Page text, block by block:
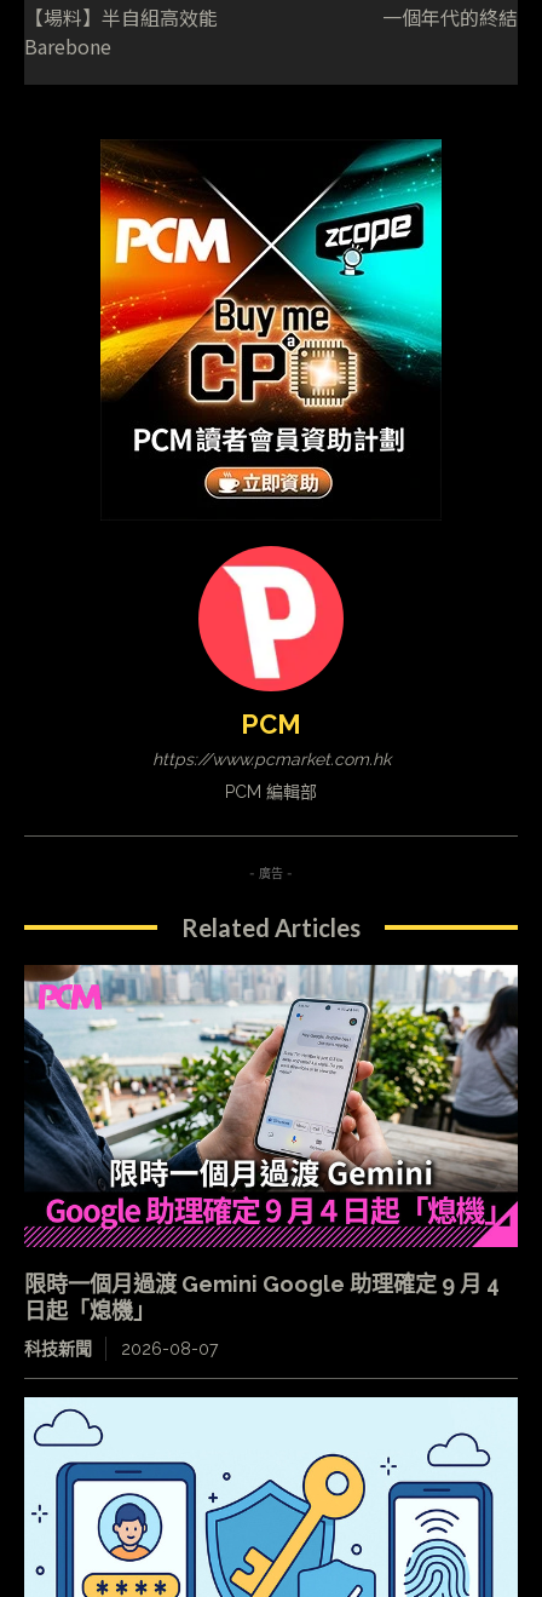
【場料】半自組高效能
Barebone
一個年代的終結
PCM
https://www.pcmarket.com.hk
PCM 編輯部
- 廣告 -
Related Articles
限時一個月過渡 Gemini Google 助理確定 9 月 4
日起「熄機」
科技新聞 2026-08-07